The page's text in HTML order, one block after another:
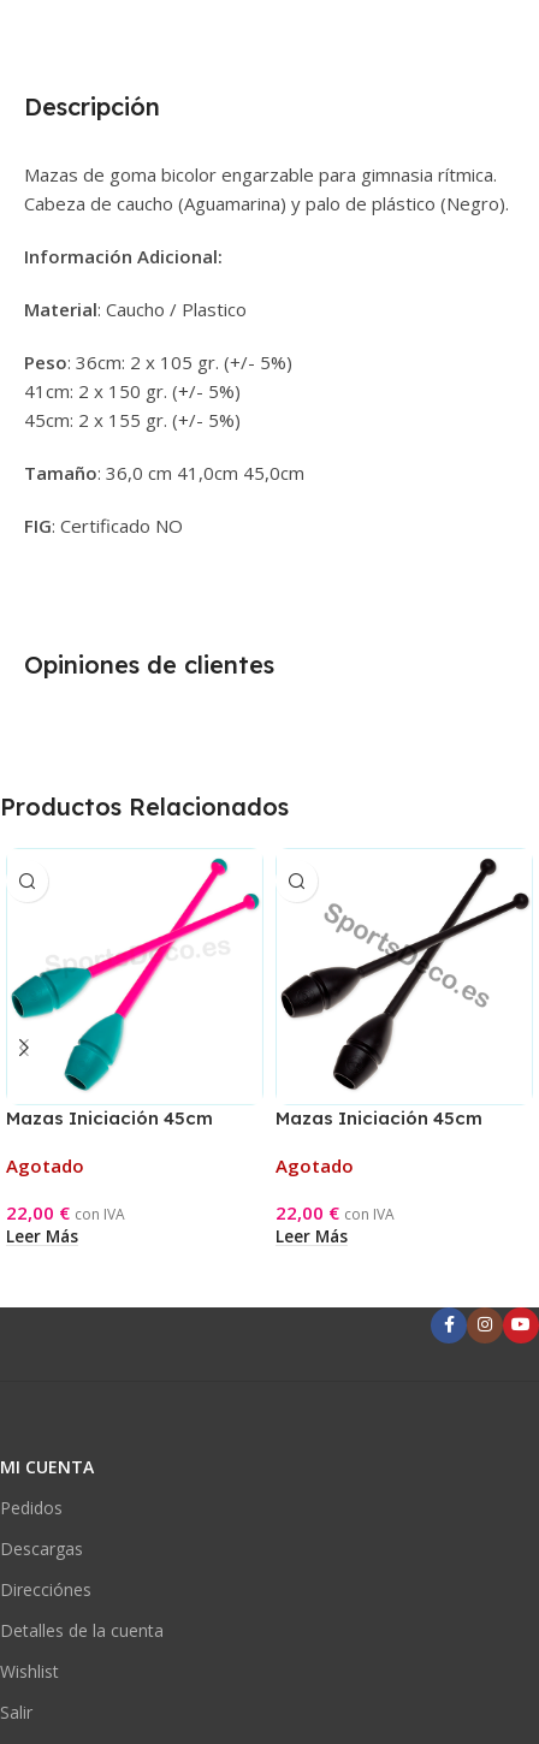
Descripción
Mazas de goma bicolor engarzable para gimnasia rítmica.
Cabeza de caucho (Aguamarina) y palo de plástico (Negro).
Información Adicional:
Material: Caucho / Plastico
Peso: 36cm: 2 x 105 gr. (+/- 5%)
41cm: 2 x 150 gr. (+/- 5%)
45cm: 2 x 155 gr. (+/- 5%)
Tamaño: 36,0 cm 41,0cm 45,0cm
FIG: Certificado NO
Opiniones de clientes
Productos Relacionados
Mazas Iniciación 45cm
Agotado
22,00 € con IVA
Leer Más
Mazas Iniciación 45cm
Agotado
22,00 € con IVA
Leer Más
MI CUENTA
Pedidos
Descargas
Direcciónes
Detalles de la cuenta
Wishlist
Salir